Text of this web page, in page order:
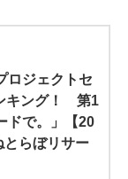
ロジェクトセ
キング！ 第1
ドで。」【20
とらぼリサー